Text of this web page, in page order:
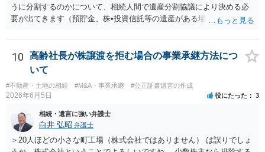
遺言が作成済みである場合でも、生前にその存在や内容を誰に開示す
るかは、基本的には遺言者本人の意思による問題です。まずは、母親
無・内容について説明してよい」旨を明確に伝えてもらい、委任状の
写しを添付して、期限を区切って書面で回答を求めることが考えられ
ます。それでも回答がない場合には、母親本人の意思能力や真意、兄
による不当な関与の有無も含めて、別の弁護士に資料（遺言書案、委
任状、母親の発言内容、弁護士との連絡履歴、兄とのやり取り等）を
示して相談した方がよいように思います。
うに分割するのかについて、相続人間で遺産分割協議により決める必
要が出てきます（預貯金、株•投資信託等の遺産がある場合に、どの遺
投資信託は他の相続人にというような分け方をするのか等について
は、相続人間で遺産分割協議により決める必要があります）。
10
高齢社長が株譲渡を拒む場合の事業承継方法につ
いて
#不動産・土地の相続 #M&A・事業承継 #公正証書遺言の作成
2026年6月5日 役にたった 3
相続・遺言に強い弁護士
白井 弘昭 弁護士
＞20人ほどの小さな町工場（株式会社ではありません） は誤りでしょ